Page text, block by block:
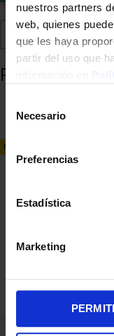
nuestros partners
web, quienes
que les haya
partir del uso que
Necesario
Preferencias
Estadística
Marketing
Añadir a favoritos
Productos
NUEVO
SMARTPHONE